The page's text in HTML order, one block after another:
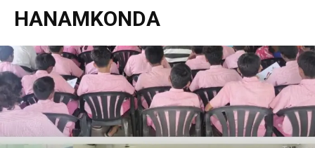
HANAMKONDA